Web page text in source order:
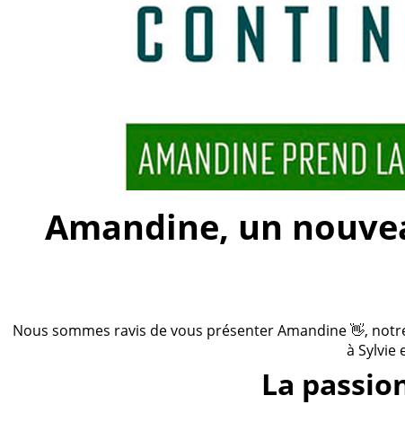
Amandine, un
Nous sommes ravis de vous présenter Amandine 👋,
à
La